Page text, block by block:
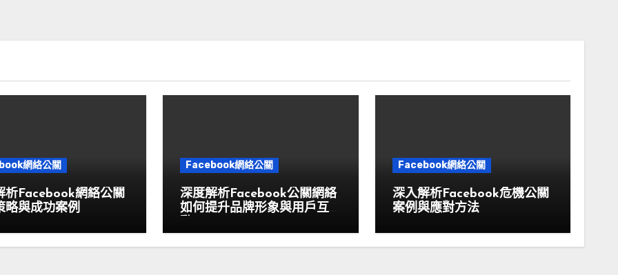
網絡公關
析Facebook網絡公關
略與成功案例
Facebook網絡公關
深度解析Facebook公關網絡
如何提升品牌形象與用戶互
Facebook網絡公關
深入解析Facebook危機公關
案例與應對方法